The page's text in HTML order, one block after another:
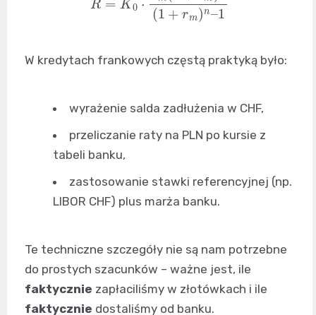
W kredytach frankowych częstą praktyką było:
wyrażenie salda zadłużenia w CHF,
przeliczanie raty na PLN po kursie z
tabeli banku,
zastosowanie stawki referencyjnej (np.
LIBOR CHF) plus marża banku.
Te techniczne szczegóły nie są nam potrzebne
do prostych szacunków – ważne jest, ile
faktycznie zapłaciliśmy w złotówkach i ile
faktycznie dostaliśmy od banku.